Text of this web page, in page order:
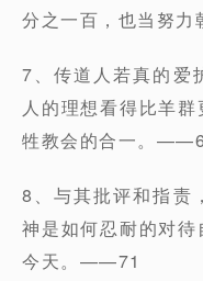
分之一百，也当努
7、传道人若真的爱
人的理想看得比羊
牲教会的合一。
8、与其批评和指责
神是如何忍耐的对
今天。——71